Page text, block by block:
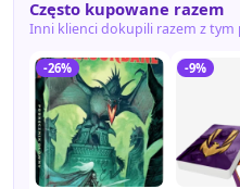
Często kupowane razem
Inni klienci dokupili razem z
-26% -9%